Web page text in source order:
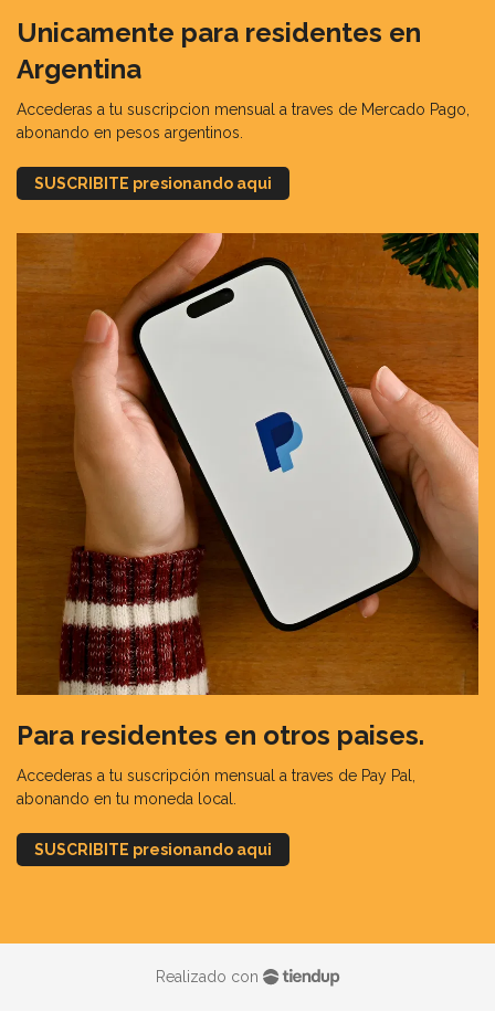
Unicamente para residentes en
Argentina
Accederas a tu suscripcion mensual a traves de Mercado Pago,
abonando en pesos argentinos.
SUSCRIBITE presionando aqui
Para residentes en otros paises.
Accederas a tu suscripción mensual a traves de Pay Pal,
abonando en tu moneda local.
SUSCRIBITE presionando aqui
Realizado con